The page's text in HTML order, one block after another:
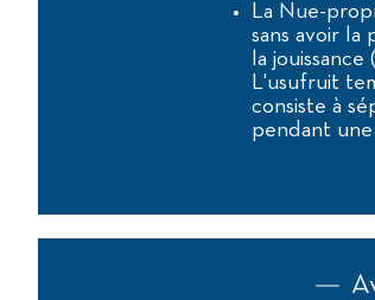
La Nue-
sans avoir la
la
L'usufruit
consiste à
pendant